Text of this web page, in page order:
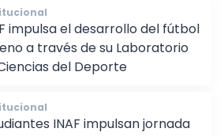
impulsa el desarrollo del fútbol
a través de su Laboratorio
Ciencias del Deporte